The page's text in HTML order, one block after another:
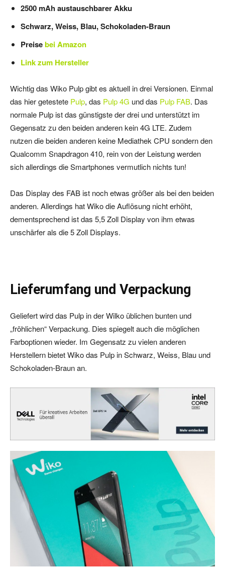
2500 mAh austauschbarer Akku
Schwarz, Weiss, Blau, Schokoladen-Braun
Preisebei Amazon
Link zum Hersteller
Wichtig das Wiko Pulp gibt es aktuell in drei Versionen. Einmal
das hier getestete Pulp, das Pulp 4G und das Pulp FAB. Das
normale Pulp ist das günstigste der drei und unterstützt im
Gegensatz zu den beiden anderen kein 4G LTE. Zudem
nutzen die beiden anderen keine Mediathek CPU sondern den
Qualcomm Snapdragon 410, rein von der Leistung werden
sich allerdings die Smartphones vermutlich nichts tun!
Das Display des FAB ist noch etwas größer als bei den beiden
anderen. Allerdings hat Wiko die Auflösung nicht erhöht,
dementsprechend ist das 5,5 Zoll Display von ihm etwas
unschärfer als die 5 Zoll Displays.
Lieferumfang und Verpackung
Geliefert wird das Pulp in der Wilko üblichen bunten und
„fröhlichen“ Verpackung. Dies spiegelt auch die möglichen
Farboptionen wieder. Im Gegensatz zu vielen anderen
Herstellern bietet Wiko das Pulp in Schwarz, Weiss, Blau und
Schokoladen-Braun an.